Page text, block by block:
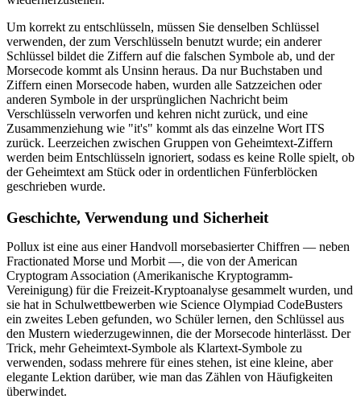
Um korrekt zu entschlüsseln, müssen Sie denselben Schlüssel
verwenden, der zum Verschlüsseln benutzt wurde; ein anderer
Schlüssel bildet die Ziffern auf die falschen Symbole ab, und der
Morsecode kommt als Unsinn heraus. Da nur Buchstaben und
Ziffern einen Morsecode haben, wurden alle Satzzeichen oder
anderen Symbole in der ursprünglichen Nachricht beim
Verschlüsseln verworfen und kehren nicht zurück, und eine
Zusammenziehung wie "it's" kommt als das einzelne Wort ITS
zurück. Leerzeichen zwischen Gruppen von Geheimtext-Ziffern
werden beim Entschlüsseln ignoriert, sodass es keine Rolle spielt, ob
der Geheimtext am Stück oder in ordentlichen Fünferblöcken
geschrieben wurde.
Geschichte, Verwendung und Sicherheit
Pollux ist eine aus einer Handvoll morsebasierter Chiffren — neben
Fractionated Morse und Morbit —, die von der American
Cryptogram Association (Amerikanische Kryptogramm-
Vereinigung) für die Freizeit-Kryptoanalyse gesammelt wurden, und
sie hat in Schulwettbewerben wie Science Olympiad CodeBusters
ein zweites Leben gefunden, wo Schüler lernen, den Schlüssel aus
den Mustern wiederzugewinnen, die der Morsecode hinterlässt. Der
Trick, mehr Geheimtext-Symbole als Klartext-Symbole zu
verwenden, sodass mehrere für eines stehen, ist eine kleine, aber
elegante Lektion darüber, wie man das Zählen von Häufigkeiten
überwindet.